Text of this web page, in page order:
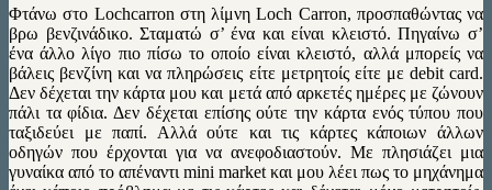
Φτάνω στο Lochcarron στη λίμνη Loch Carron, προσπαθώντας να
βρω βενζινάδικο. Σταματώ σ’ ένα και είναι κλειστό. Πηγαίνω σ’
ένα άλλο λίγο πιο πίσω το οποίο είναι κλειστό, αλλά μπορείς να
βάλεις βενζίνη και να πληρώσεις είτε μετρητοίς είτε με debit card.
Δεν δέχεται την κάρτα μου και μετά από αρκετές ημέρες με ζώνουν
πάλι τα φίδια. Δεν δέχεται επίσης ούτε την κάρτα ενός τύπου που
ταξιδεύει με παπί. Αλλά ούτε και τις κάρτες κάποιων άλλων
οδηγών που έρχονται για να ανεφοδιαστούν. Με πλησιάζει μια
γυναίκα από το απέναντι mini market και μου λέει πως το μηχάνημα